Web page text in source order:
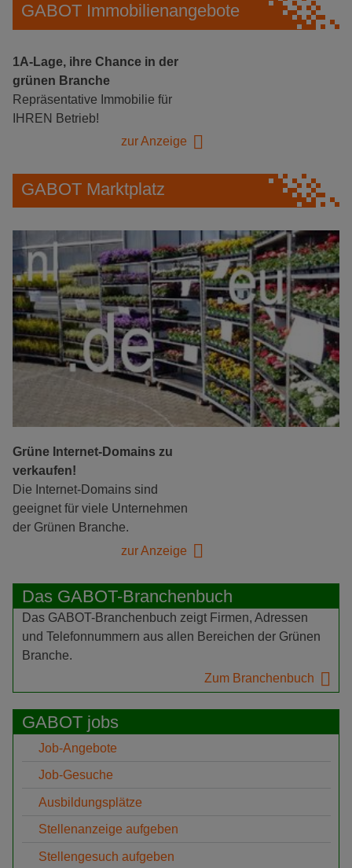
GABOT Immobilienangebote
1A-Lage, ihre Chance in der
grünen Branche
Repräsentative Immobilie für
IHREN Betrieb!
zur Anzeige
GABOT Marktplatz
Grüne Internet-Domains zu
verkaufen!
Die Internet-Domains sind
geeignet für viele Unternehmen
der Grünen Branche.
zur Anzeige
Das GABOT-Branchenbuch
Das GABOT-Branchenbuch zeigt Firmen, Adressen
und Telefonnummern aus allen Bereichen der Grünen
Branche.
Zum Branchenbuch
GABOT jobs
Job-Angebote
Job-Gesuche
Ausbildungsplätze
Stellenanzeige aufgeben
Stellengesuch aufgeben